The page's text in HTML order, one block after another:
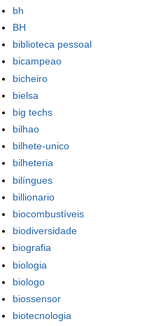
bh
BH
biblioteca pessoal
bicampeao
bicheiro
bielsa
big techs
bilhao
bilhete-unico
bilheteria
bilíngues
billionario
biocombustíveis
biodiversidade
biografia
biologia
biologo
biossensor
biotecnologia